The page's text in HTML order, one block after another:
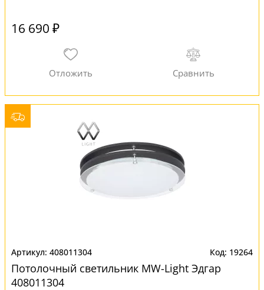
16 690 ₽
408011304 19264
Потолочный светильник MW-Light Эдгар
408011304